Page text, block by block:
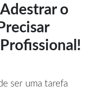
o
ser uma tarefa